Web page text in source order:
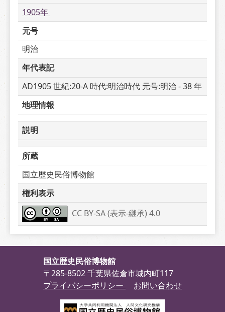
1905年
元号
明治
年代表記
AD1905 世紀:20-A 時代:明治時代 元号:明治 - 38 年
地理情報
説明
所蔵
国立歴史民俗博物館
権利表示
CC BY-SA (表示-継承) 4.0
国立歴史民俗博物館
〒285-8502 千葉県佐倉市城内町117
プライバシーポリシー
お問い合わせ